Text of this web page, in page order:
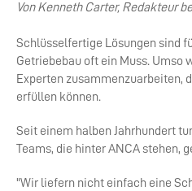
Von Kenneth Carter, Redakteur
Schlüsselfertige Lösungen sind
Getriebebau oft ein Muss.
Experten zusammenzuarbeiten,
erfüllen können.
Seit einem halben Jahrhundert
Teams, die hinter ANCA stehen,
"Wir liefern nicht einfach eine